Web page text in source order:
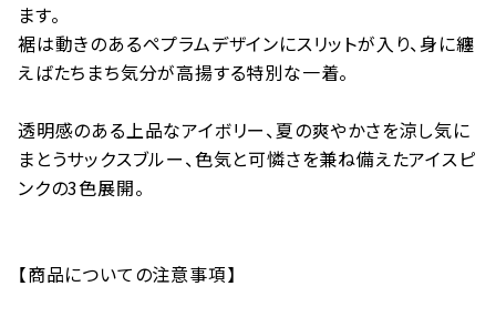
ます。
裾は動きのあるペプラムデザインにスリットが入り、身に纏
えばたちまち気分が高揚する特別な一着。
透明感のある上品なアイボリー、夏の爽やかさを涼し気に
まとうサックスブルー、色気と可憐さを兼ね備えたアイスピ
ンクの3色展開。
【商品についての注意事項】